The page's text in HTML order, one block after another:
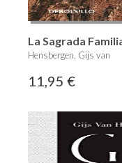
La Sagrada
Hensbergen, Gijs van
11,95 €